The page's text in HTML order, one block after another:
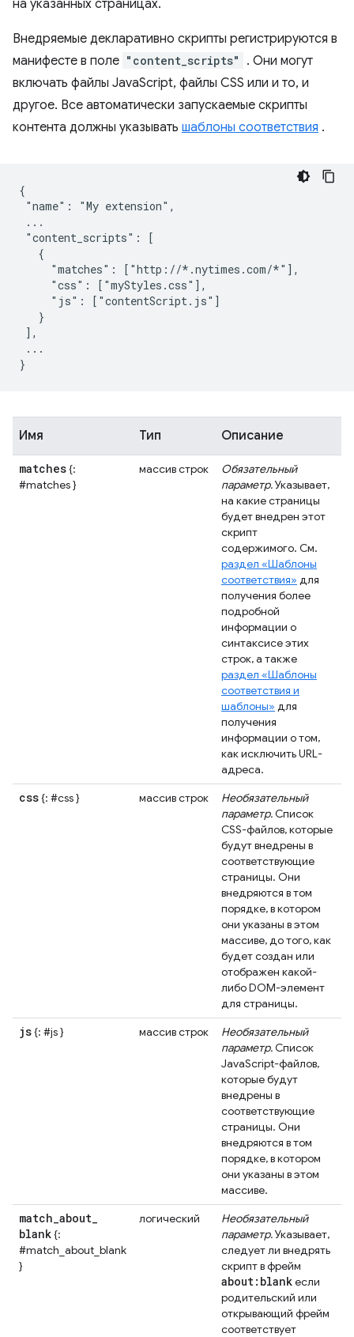
на указанных страницах.
Внедряемые декларативно скрипты регистрируются в
манифесте в поле "content_scripts"
. Они могут
включать файлы JavaScript, файлы CSS или и то, и
другое. Все автоматически запускаемые скрипты
контента должны указывать шаблоны соответствия .
{
"name": "My extension",
...
"content_scripts": [
   {
     "matches": ["http://*.nytimes.com/*"],
     "css": ["myStyles.css"],
     "js": ["contentScript.js"]
   }
],
...
Имя Тип Описание
matches{:
#matches }
массив строк
Обязательный
параметр.Указывает,
на какие страницы
будет внедрен этот
скрипт
содержимого. См.
раздел «Шаблоны
соответствия» для
получения более
подробной
информации о
синтаксисе этих
строк, а также
раздел «Шаблоны
соответствия и
шаблоны» для
получения
информации о том,
как исключить URL-
адреса.
css{: #css } массив строк
Необязательный
параметр.Список
CSS-файлов, которые
будут внедрены в
соответствующие
страницы. Они
внедряются в том
порядке, в котором
они указаны в этом
массиве, до того, как
будет создан или
отображен какой-
либо DOM-элемент
для страницы.
js{: #js } массив строк
Необязательный
параметр.Список
JavaScript-файлов,
которые будут
внедрены в
соответствующие
страницы. Они
внедряются в том
порядке, в котором
они указаны в этом
массиве.
match_about_
blank{:
#match_about_blank
}
логический
Необязательный
параметр.Указывает,
следует ли внедрять
скрипт в фрейм
about:blankесли
родительский или
открывающий фрейм
соответствует